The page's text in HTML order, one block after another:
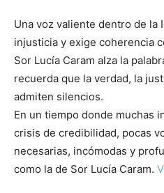
Una voz valiente dentro de la
injusticia y exige coherencia
Sor Lucía Caram alza la
recuerda que la verdad, la
admiten silencios.
En un tiempo donde muchas
crisis de credibilidad, pocas
necesarias, incómodas y
como la de Sor Lucía Caram.